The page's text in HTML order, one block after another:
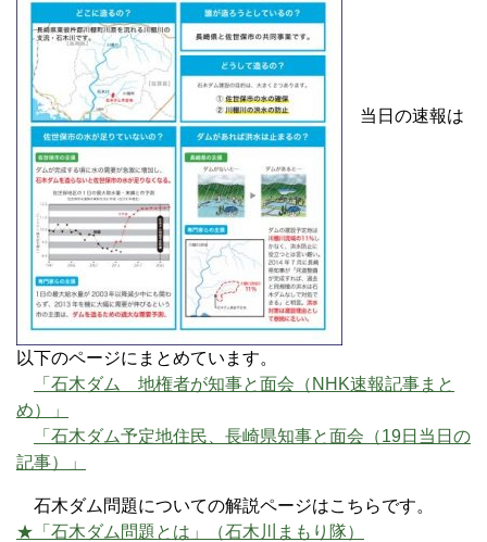
当日の速報は
以下のページにまとめています。
「石木ダム 地権者が知事と面会（NHK速報記事まと
め）」
「石木ダム予定地住民、長崎県知事と面会（19日当日の
記事）」
石木ダム問題についての解説ページはこちらです。
★「石木ダム問題とは」（石木川まもり隊）